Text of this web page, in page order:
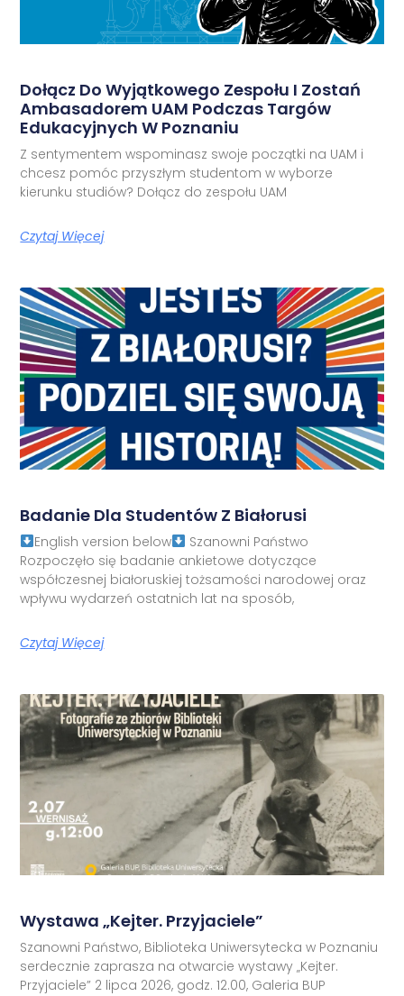
Dołącz Do Wyjątkowego Zespołu I Zostań
Ambasadorem UAM Podczas Targów
Edukacyjnych W Poznaniu
Z sentymentem wspominasz swoje początki na UAM i
chcesz pomóc przyszłym studentom w wyborze
kierunku studiów? Dołącz do zespołu UAM
Czytaj Więcej
Badanie Dla Studentów Z Białorusi
English version below
Szanowni Państwo
Rozpoczęło się badanie ankietowe dotyczące
współczesnej białoruskiej tożsamości narodowej oraz
wpływu wydarzeń ostatnich lat na sposób,
Czytaj Więcej
Wystawa „Kejter. Przyjaciele”
Szanowni Państwo, Biblioteka Uniwersytecka w Poznaniu
serdecznie zaprasza na otwarcie wystawy „Kejter.
Przyjaciele” 2 lipca 2026, godz. 12.00, Galeria BUP